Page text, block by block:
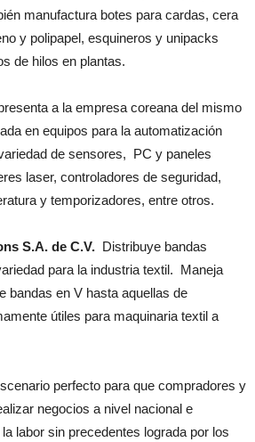
manufactura botes para cardas, cera
y polipapel, esquineros y unipacks
de hilos en plantas.
a la empresa coreana del mismo
en equipos para la automatización
de sensores, PC y paneles
laser, controladores de seguridad,
y temporizadores, entre otros.
S.A. de C.V. Distribuye bandas
para la industria textil. Maneja
bandas en V hasta aquellas de
útiles para maquinaria textil a
perfecto para que compradores y
negocios a nivel nacional e
labor sin precedentes lograda por los